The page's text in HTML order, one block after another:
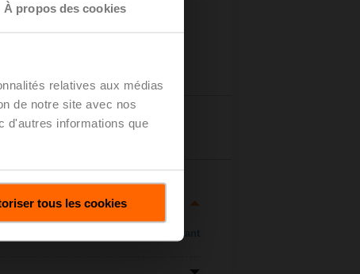
À propos des cookies
relatives aux médias
de notre site avec nos
d'autres informations que
tous les cookies
Voir maintenant